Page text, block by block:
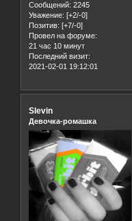
Сообщений: 2245
Уважение: [+2/-0]
Позитив: [+7/-0]
Провел на форуме:
21 час 10 минут
Последний визит:
2021-02-01 19:12:01
Slevin
Девочка-ромашка